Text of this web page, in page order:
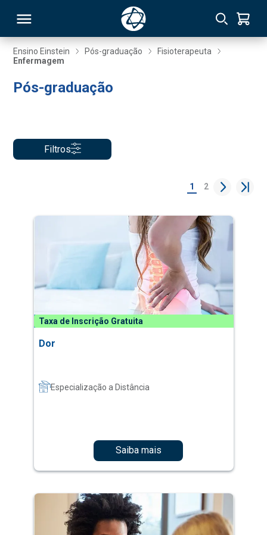
Ensino Einstein Pós-graduação
Fisioterapeuta
Enfermagem
Pós-graduação
Filtros
1 2
Taxa de Inscrição Gratuita
Dor
Especialização a Distância
Saiba mais